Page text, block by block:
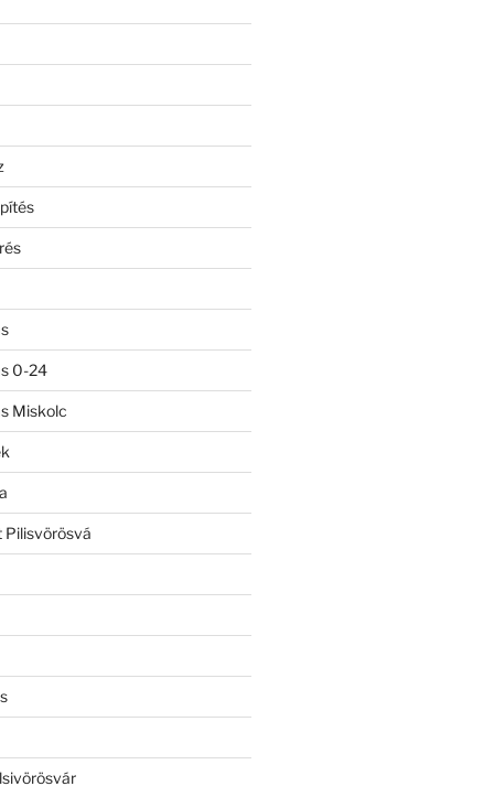
0-24
Miskolc
Pilisvörösvá